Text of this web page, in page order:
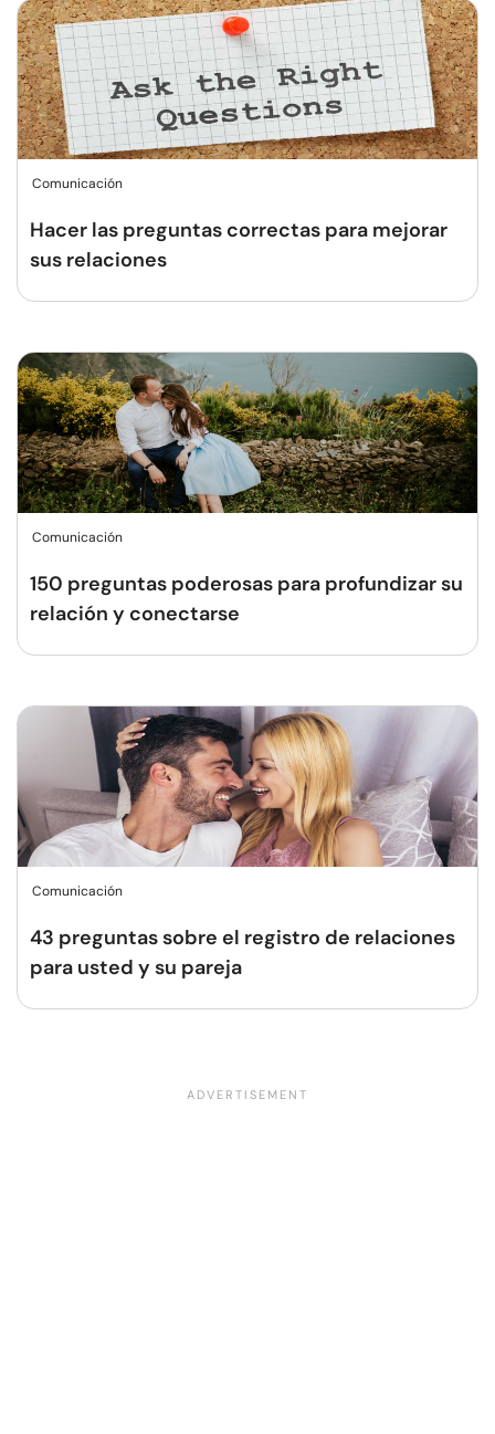
Comunicación
Hacer las preguntas correctas para mejorar
sus relaciones
Comunicación
150 preguntas poderosas para profundizar su
relación y conectarse
Comunicación
43 preguntas sobre el registro de relaciones
para usted y su pareja